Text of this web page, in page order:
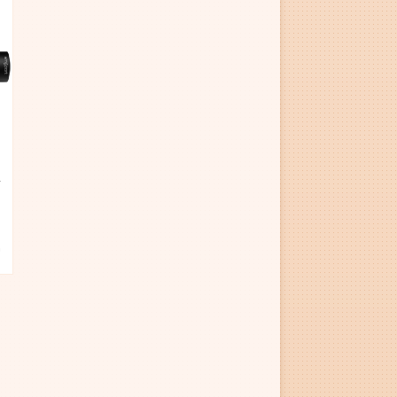
uppåt
till i favoriter